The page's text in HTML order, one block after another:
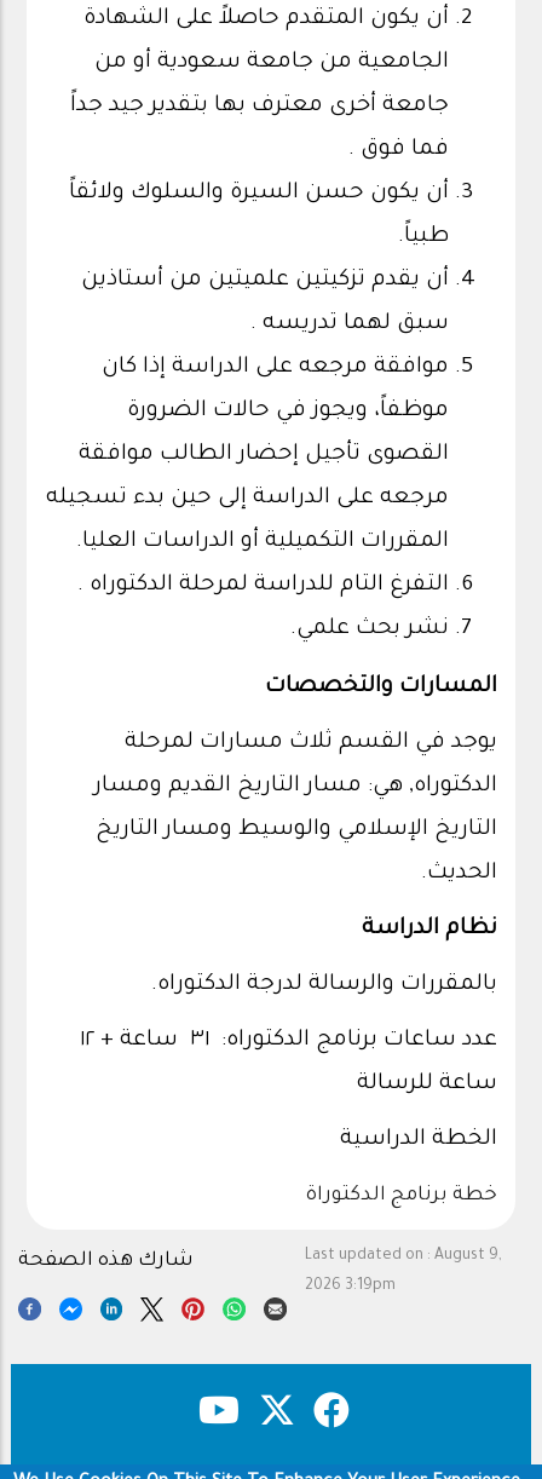
أن يكون المتقدم حاصلاً على الشهادة
الجامعية من جامعة سعودية أو من
جامعة أخرى معترف بها بتقدير جيد جداً
فما فوق .
أن يكون حسن السيرة والسلوك ولائقاً
طبياً.
أن يقدم تزكيتين علميتين من أستاذين
سبق لهما تدريسه .
موافقة مرجعه على الدراسة إذا كان
موظفاً، ويجوز في حالات الضرورة
القصوى تأجيل إحضار الطالب موافقة
مرجعه على الدراسة إلى حين بدء تسجيله
المقررات التكميلية أو الدراسات العليا.
التفرغ التام للدراسة لمرحلة الدكتوراه .
نشر بحث علمي.
المسارات والتخصصات
يوجد في القسم ثلاث مسارات لمرحلة
الدكتوراه, هي: مسار التاريخ القديم ومسار
التاريخ الإسلامي والوسيط ومسار التاريخ
الحديث.
نظام الدراسة
بالمقررات والرسالة لدرجة الدكتوراه.
عدد ساعات برنامج الدكتوراه: ٣١ ساعة + ١٢
ساعة للرسالة
الخطة الدراسية
خطة برنامج الدكتوراة
Last updated on : August 9,
2026 3:19pm
شارك هذه الصفحة